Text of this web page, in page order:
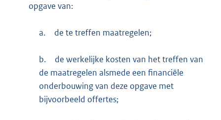
opgave van:
a. de te treffen maatregelen;
b.
de werkelijke kosten van het treffen van
de maatregelen alsmede een financiële
onderbouwing van deze opgave met
bijvoorbeeld offertes;